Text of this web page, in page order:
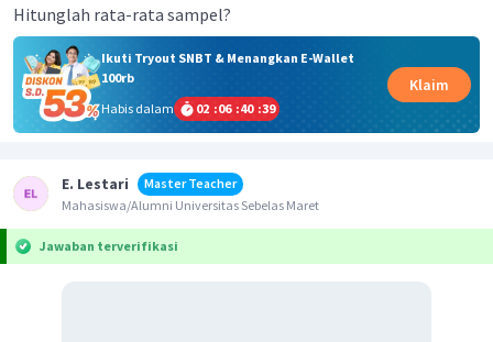
Hitunglah rata-rata sampel?
Ikuti Tryout SNBT & Menangkan E-Wallet
100rb
Habis dalam
02 :06 :40 :39
Klaim
E. Lestari
Master Teacher
Mahasiswa/Alumni Universitas Sebelas Maret
Jawaban terverifikasi